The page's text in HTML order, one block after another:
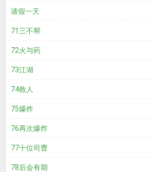
请假一天
71三不帮
72火与药
73江湖
74救人
75爆炸
76再次爆炸
77十位司曹
78后会有期